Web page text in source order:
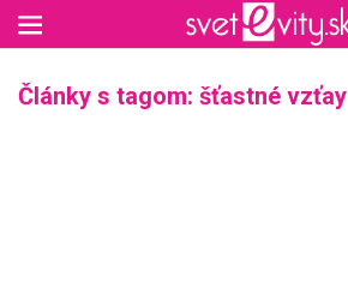
Články s tagom: šťastné vzťay